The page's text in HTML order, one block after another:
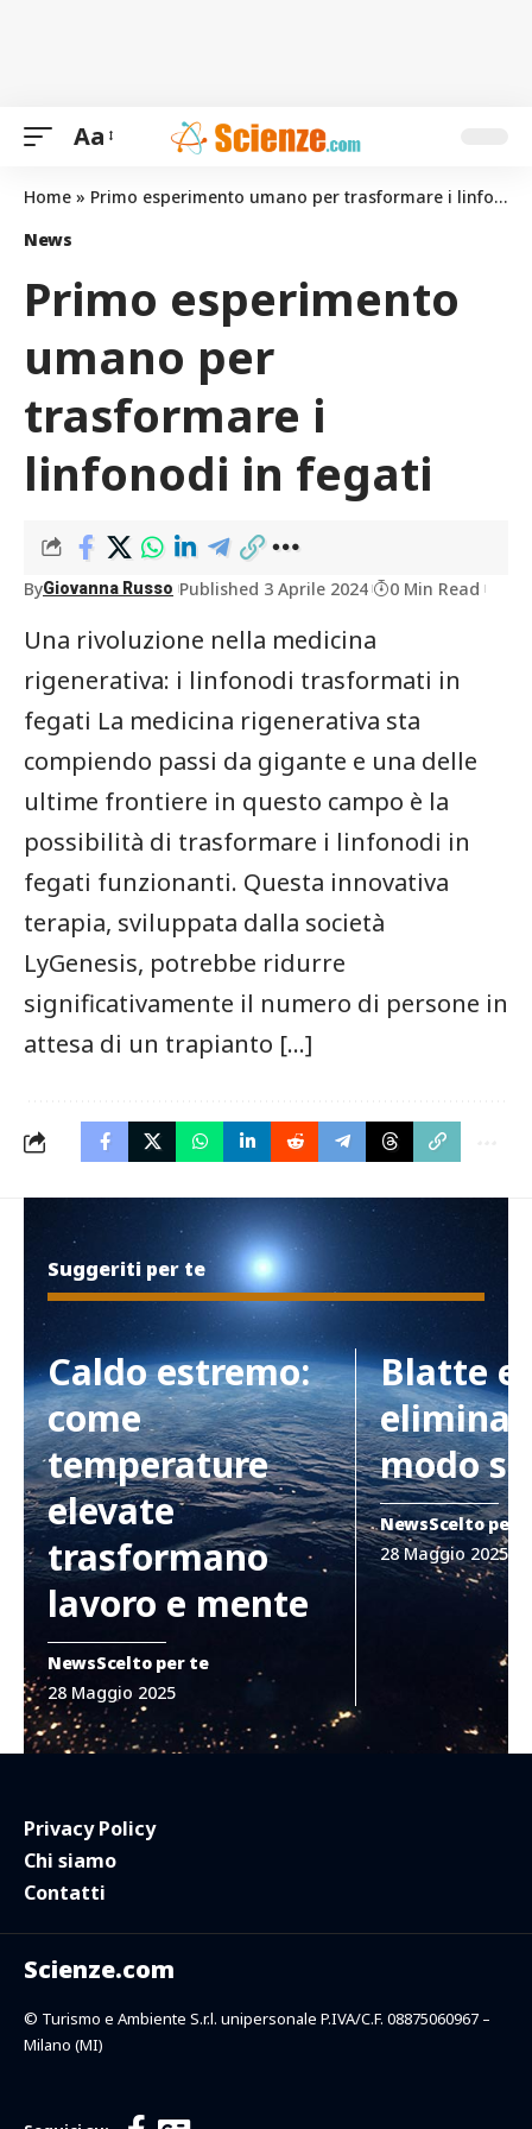
Aa
Home » Primo esperimento umano per trasformare i linfonodi in fegati
News
Primo esperimento
umano per
trasformare i
linfonodi in fegati
ByGiovanna Russo Published 3 Aprile 2024 0 Min Read
Una rivoluzione nella medicina
rigenerativa: i linfonodi trasformati in
fegati La medicina rigenerativa sta
compiendo passi da gigante e una delle
ultime frontiere in questo campo è la
possibilità di trasformare i linfonodi in
fegati funzionanti. Questa innovativa
terapia, sviluppata dalla società
LyGenesis, potrebbe ridurre
significativamente il numero di persone in
attesa di un trapianto […]
Suggeriti per te
Caldo estremo:
come
temperature
elevate
trasformano
lavoro e mente
NewsScelto per te
28 Maggio 2025
Blatte e
modo
NewsScelto per
28 Maggio 2025
Scienze.com
© Turismo e Ambiente S.r.l. unipersonale P.IVA/C.F. 08875060967 –
Milano (MI)
Privacy Policy
Chi siamo
Contatti